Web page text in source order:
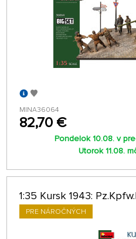
MINA36064
82,70 €
Pondelok 10.08. v
Utorok 11.08.
1:35 Kursk 1943:
PRE NÁROČNÝCH